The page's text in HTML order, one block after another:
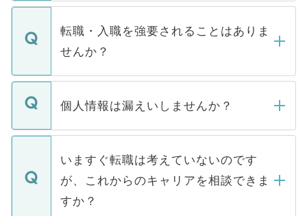
ます。通常、5営業日以内にはご連絡をせて
いただきますので、しばらくお待ちくださ
マイナビDOCTORで取り扱っている求人の
うち約3割は、Webサイトからご覧いただ
けない「非公開求人」です。非公開求人は
下記の理由によって、一般には公開してい
ません。
■応募殺到を避けるため 人気のある医療機
関を公にしてしまうと、応募が殺到する場
に、医療機関が求める条件に合った人材の
みを人材紹介会社に依頼するケースが増え
ています。
転職・入職を強要されることはありま
せんか？
転職・入職を強要することは一切ありませ
ん。また、仮に応募先から内定をいただい
定を承諾する必要はありません。内定先へ
の辞退の連絡はキャリアパートナーが行い
個人情報は漏えいしませんか？
個人情報が漏えいすることはありませんの
で、ご安心ください。当サイトからの登録
などで収集したご登録者様の個人情報は、
ご本人のキャリアアップおよび転職活動の
支援を目的に使用いたします。お預かりし
いますぐ転職は考えていないのです
が、これからのキャリアを相談できま
すか？